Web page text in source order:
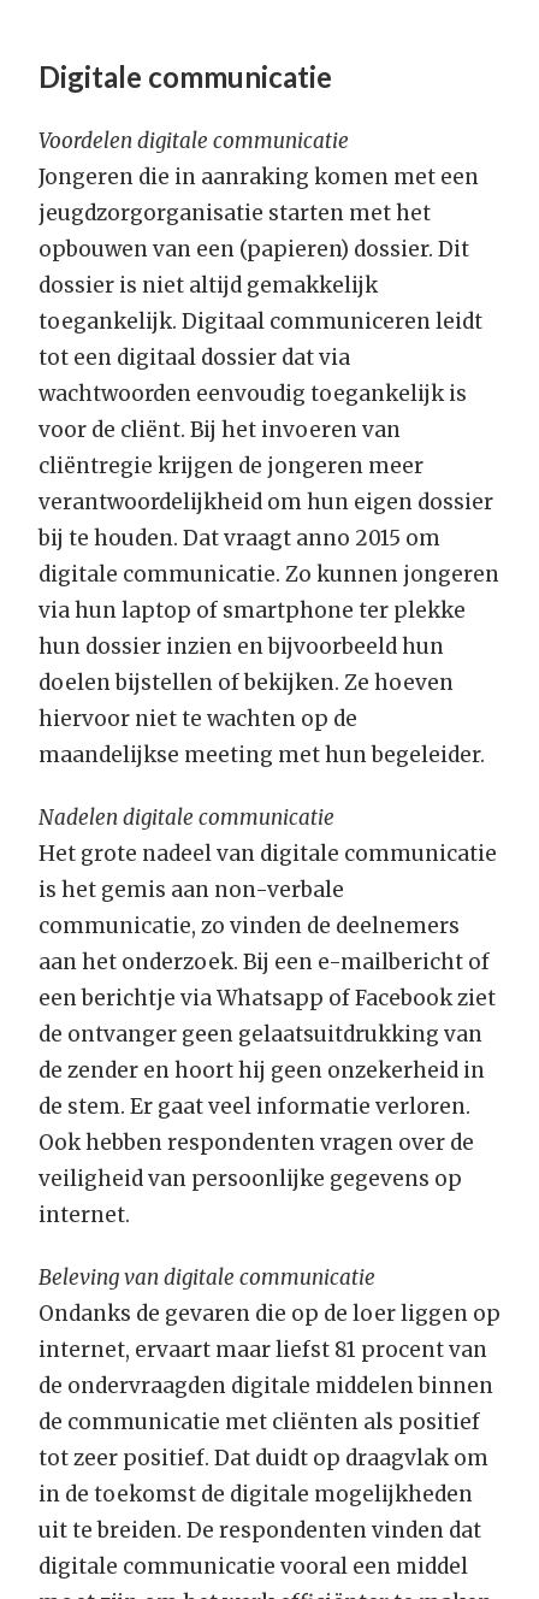
Digitale communicatie
Voordelen digitale communicatie
Jongeren die in aanraking komen met een
jeugdzorgorganisatie starten met het
opbouwen van een (papieren) dossier. Dit
dossier is niet altijd gemakkelijk
toegankelijk. Digitaal communiceren leidt
tot een digitaal dossier dat via
wachtwoorden eenvoudig toegankelijk is
voor de cliënt. Bij het invoeren van
cliëntregie krijgen de jongeren meer
verantwoordelijkheid om hun eigen dossier
bij te houden. Dat vraagt anno 2015 om
digitale communicatie. Zo kunnen jongeren
via hun laptop of smartphone ter plekke
hun dossier inzien en bijvoorbeeld hun
doelen bijstellen of bekijken. Ze hoeven
hiervoor niet te wachten op de
maandelijkse meeting met hun begeleider.
Nadelen digitale communicatie
Het grote nadeel van digitale communicatie
is het gemis aan non-verbale
communicatie, zo vinden de deelnemers
aan het onderzoek. Bij een e-mailbericht of
een berichtje via Whatsapp of Facebook ziet
de ontvanger geen gelaatsuitdrukking van
de zender en hoort hij geen onzekerheid in
de stem. Er gaat veel informatie verloren.
Ook hebben respondenten vragen over de
veiligheid van persoonlijke gegevens op
internet.
Beleving van digitale communicatie
Ondanks de gevaren die op de loer liggen op
internet, ervaart maar liefst 81 procent van
de ondervraagden digitale middelen binnen
de communicatie met cliënten als positief
tot zeer positief. Dat duidt op draagvlak om
in de toekomst de digitale mogelijkheden
uit te breiden. De respondenten vinden dat
digitale communicatie vooral een middel